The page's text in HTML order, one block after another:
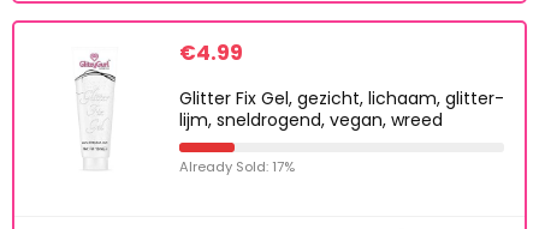
€4.99
Glitter Fix Gel, gezicht, lichaam, glitter-
lijm, sneldrogend, vegan, wreed
Already Sold: 17%